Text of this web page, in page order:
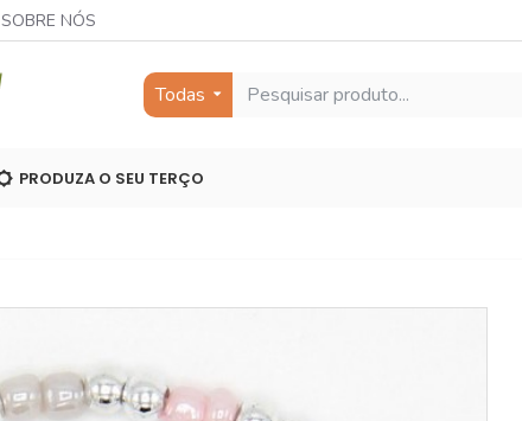
SOBRE NÓS
Todas
PRODUZA O SEU TERÇO